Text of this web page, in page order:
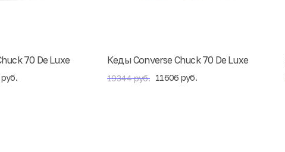
70 De Luxe Кеды Converse Chuck 70 De Luxe
19344 руб. 11606 руб.